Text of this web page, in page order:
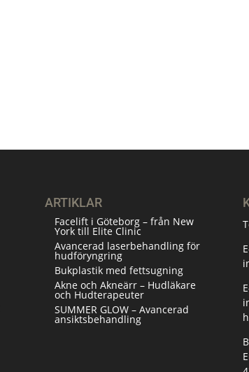
ARTIKLAR
Facelift i Göteborg – från New
York till Elite Clinic
Avancerad laserbehandling för
hudföryngring
Bukplastik med fettsugning
Akne och Akneärr – Hudläkare
och Hudterapeuter
SUMMER GLOW – Avancerad
ansiktsbehandling